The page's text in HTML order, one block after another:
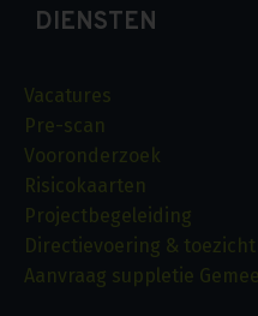
DIENSTEN
Vacatures
Pre-scan
Vooronderzoek
Risicokaarten
Projectbegeleiding
Directievoering &
Aanvraag suppletie